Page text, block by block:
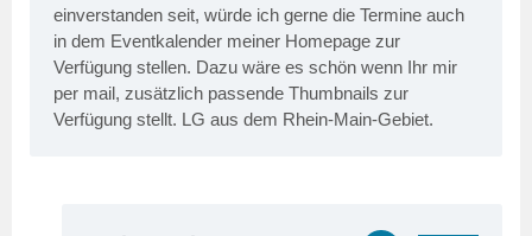
einverstanden seit, würde ich gerne die Termine auch
in dem Eventkalender meiner Homepage zur
Verfügung stellen. Dazu wäre es schön wenn Ihr mir
per mail, zusätzlich passende Thumbnails zur
Verfügung stellt. LG aus dem Rhein-Main-Gebiet.